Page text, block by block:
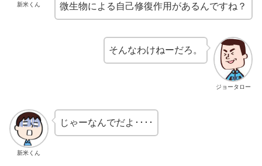
新米くん
微生物による自己修復作用があるんですね？
ジョータロー
そんなわけねーだろ。
新米くん
じゃーなんでだよ････